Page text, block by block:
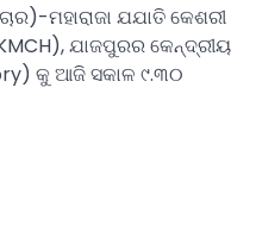
ମହାରାଜା ଯଯାତି କେଶରୀ
ଯାଜପୁରର କେନ୍ଦ୍ରୀୟ
କୁ ଆଜି ସକାଳ ୯.୩୦